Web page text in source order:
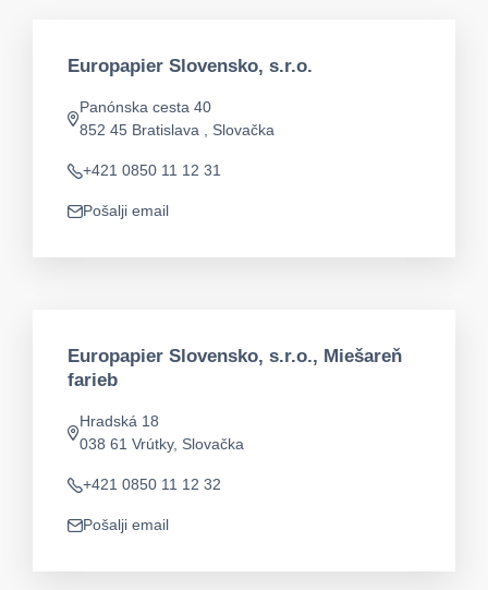
Europapier Slovensko, s.r.o.
app.address
Panónska cesta 40
852 45 Bratislava , Slovačka
Telefon
+421 0850 11 12 31
app.mail
Pošalji email
Europapier Slovensko, s.r.o., Miešareň
farieb
app.address
Hradská 18
038 61 Vrútky, Slovačka
Telefon
+421 0850 11 12 32
app.mail
Pošalji email